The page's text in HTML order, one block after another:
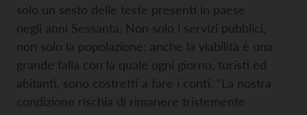
solo un sesto delle teste presenti in paese
negli anni Sessanta. Non solo i servizi pubblici,
non solo la popolazione: anche la viabilità è una
grande falla con la quale ogni giorno, turisti ed
abitanti, sono costretti a fare i conti. “La nostra
condizione rischia di rimanere tristemente